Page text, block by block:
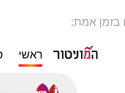
בזמן אמת:
ראשי